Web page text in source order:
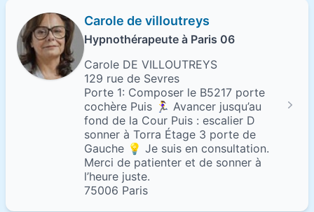
Carole de villoutreys
Hypnothérapeute à Paris 06
Carole DE VILLOUTREYS
129 rue de Sevres
Porte 1: Composer le B5217 porte
cochère Puis 🏃‍♀️ Avancer jusqu’au
fond de la Cour Puis : escalier D
sonner à Torra Étage 3 porte de
Gauche 💡 Je suis en consultation.
Merci de patienter et de sonner à
l’heure juste.
75006 Paris